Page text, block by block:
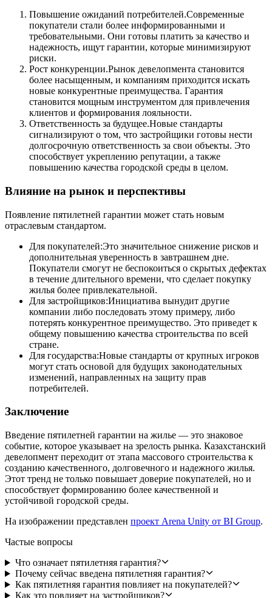
Повышение ожиданий потребителей.Современные
покупатели стали более информированными и
требовательными. Они готовы платить за качество и
надежность, ищут гарантии, которые минимизируют
риски.
Рост конкуренции.Рынок девелопмента становится
более насыщенным, и компаниям приходится искать
новые конкурентные преимущества. Гарантия
становится мощным инструментом для привлечения
клиентов и формирования лояльности.
Ответственность за будущее.Новые стандарты
сигнализируют о том, что застройщики готовы нести
долгосрочную ответственность за свои объекты. Это
способствует укреплению репутации, а также
повышению качества городской среды в целом.
Влияние на рынок и перспективы
Появление пятилетней гарантии может стать новым
отраслевым стандартом.
Для покупателей:Это значительное снижение рисков и
дополнительная уверенность в завтрашнем дне.
Покупатели смогут не беспокоиться о скрытых дефектах
в течение длительного времени, что сделает покупку
жилья более привлекательной.
Для застройщиков:Инициатива вынудит другие
компании либо последовать этому примеру, либо
потерять конкурентное преимущество. Это приведет к
общему повышению качества строительства по всей
стране.
Для государства:Новые стандарты от крупных игроков
могут стать основой для будущих законодательных
изменений, направленных на защиту прав
потребителей.
Заключение
Введение пятилетней гарантии на жилье — это знаковое
событие, которое указывает на зрелость рынка. Казахстанский
девелопмент переходит от этапа массового строительства к
созданию качественного, долговечного и надежного жилья.
Этот тренд не только повышает доверие покупателей, но и
способствует формированию более качественной и
устойчивой городской среды.
На изображении представлен проект Arena Unity от BI Group.
Частые вопросы
Что означает пятилетняя гарантия?
Почему сейчас введена пятилетняя гарантия?
Как пятилетняя гарантия повлияет на покупателей?
Как это повлияет на застройщиков?